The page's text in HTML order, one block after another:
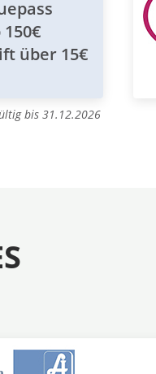
150€
über 15€
bis 31.12.2026